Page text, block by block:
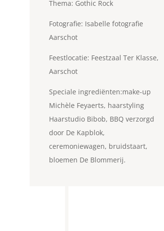
Thema: Gothic Rock
Fotografie: Isabelle fotografie
Aarschot
Feestlocatie: Feestzaal Ter Klasse,
Aarschot
Speciale ingrediënten:make-up
Michèle Feyaerts, haarstyling
Haarstudio Bibob, BBQ verzorgd
door De Kapblok,
ceremoniewagen, bruidstaart,
bloemen De Blommerij.